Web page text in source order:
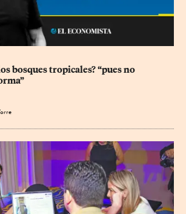
bosques tropicales? “pues no